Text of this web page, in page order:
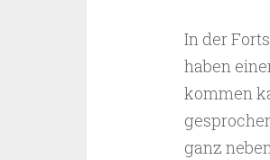
In der
haben
kommen
ganz